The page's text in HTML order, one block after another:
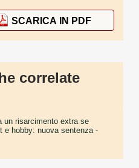
SCARICA IN PDF
correlate
un risarcimento extra se
e hobby: nuova sentenza -